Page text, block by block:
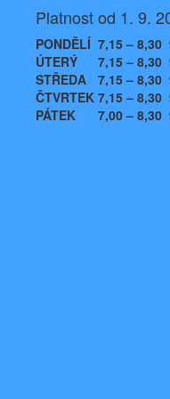
Platnost od 1. 9.
PONDĚLÍ 7,15 – 8,30
ÚTERÝ
7,15 – 8,30
STŘEDA
7,15 – 8,30
ČTVRTEK 7,15 – 8,30
PÁTEK
7,00 – 8,30